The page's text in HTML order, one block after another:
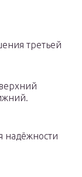
третьей
надёжности